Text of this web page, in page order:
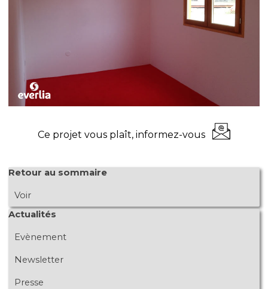
Ce projet vous plaît, informez-vous
Sauter le bloc Retour au sommaire
Retour au sommaire
Voir
Sauter le bloc Actualités
Actualités
Evènement
Newsletter
Presse